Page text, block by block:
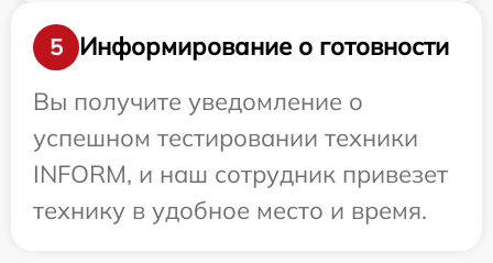
5
Информирование о готовности
Вы получите уведомление о
успешном тестировании техники
INFORM, и наш сотрудник привезет
технику в удобное место и время.